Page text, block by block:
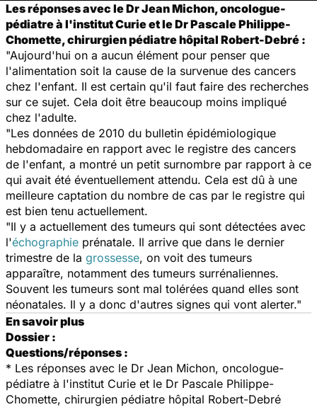
Les réponses avec le Dr Jean Michon, oncologue-
pédiatre à l'institut Curie et le Dr Pascale Philippe-
Chomette, chirurgien pédiatre hôpital Robert-Debré :
"Aujourd'hui on a aucun élément pour penser que
l'alimentation soit la cause de la survenue des cancers
chez l'enfant. Il est certain qu'il faut faire des recherches
sur ce sujet. Cela doit être beaucoup moins impliqué
chez l'adulte.
"Les données de 2010 du bulletin épidémiologique
hebdomadaire en rapport avec le registre des cancers
de l'enfant, a montré un petit surnombre par rapport à ce
qui avait été éventuellement attendu. Cela est dû à une
meilleure captation du nombre de cas par le registre qui
est bien tenu actuellement.
"Il y a actuellement des tumeurs qui sont détectées avec
l'échographie prénatale. Il arrive que dans le dernier
trimestre de la grossesse, on voit des tumeurs
apparaître, notamment des tumeurs surrénaliennes.
Souvent les tumeurs sont mal tolérées quand elles sont
néonatales. Il y a donc d'autres signes qui vont alerter."
En savoir plus
Dossier :
Questions/réponses :
* Les réponses avec le Dr Jean Michon, oncologue-
pédiatre à l'institut Curie et le Dr Pascale Philippe-
Chomette, chirurgien pédiatre hôpital Robert-Debré